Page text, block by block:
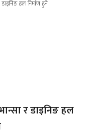
र डाइनिङ हल